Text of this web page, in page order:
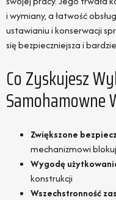
i wymiany, a łatwość
ustawianiu i konserwacji
się bezpieczniejsza i
Co Zyskujesz
Samohamowne
Zwiększone
mechanizmowi
Wygodę
konstrukcji
Wszechstronność